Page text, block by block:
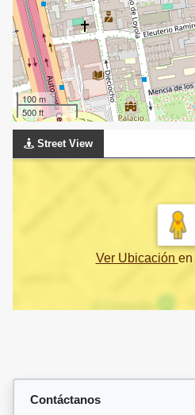
100 m
500 ft
Street View
Ver Ubicación en
Contáctanos